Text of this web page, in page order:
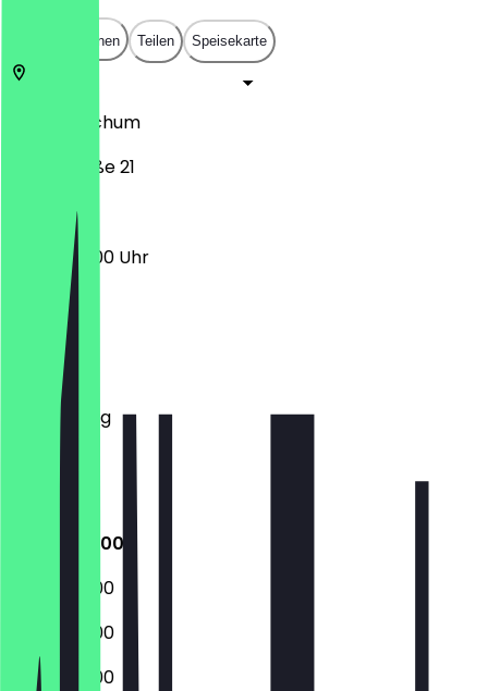
In App öffnen Teilen Speisekarte
Bochum
Brückstraße 21
08:00 - 19:00 Uhr
Montag
Dienstag
Mittwoch
Donnerstag
Freitag
08:00 - 19:00
08:00 - 19:00
08:00 - 19:00
08:00 - 19:00